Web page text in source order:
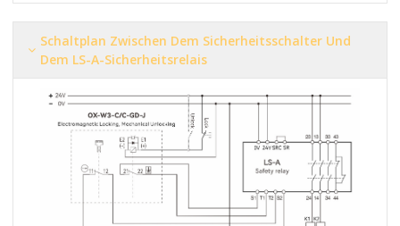
Schaltplan Zwischen Dem Sicherheitsschalter Und
Dem LS-A-Sicherheitsrelais